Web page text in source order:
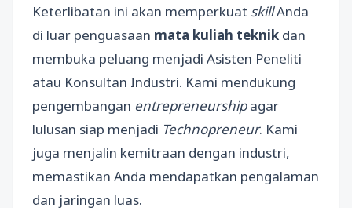
Keterlibatan ini akan memperkuat skillAnda
di luar penguasaan mata kuliah teknik dan
membuka peluang menjadi Asisten Peneliti
atau Konsultan Industri. Kami mendukung
pengembangan entrepreneurshipagar
lulusan siap menjadi Technopreneur. Kami
juga menjalin kemitraan dengan industri,
memastikan Anda mendapatkan pengalaman
dan jaringan luas.